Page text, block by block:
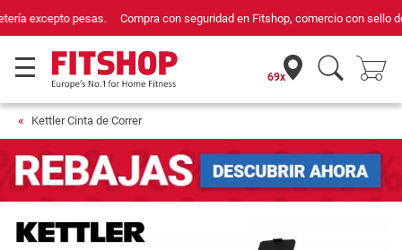
Compra con seguridad en Fitshop, comercio con sello de Confianza Online.
69x
Kettler Cinta de Correr